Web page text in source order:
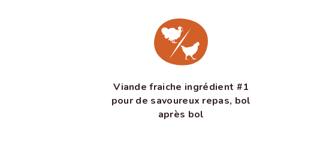
Viande fraiche ingrédient #1
pour de savoureux repas, bol
après bol